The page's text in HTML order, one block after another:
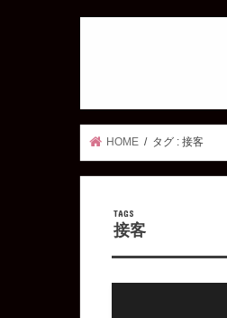
HOME タグ : 接客
接客